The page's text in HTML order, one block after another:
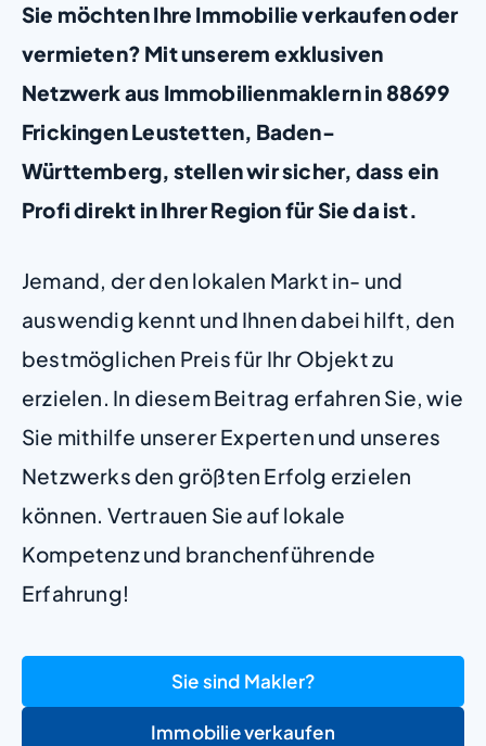
Sie möchten Ihre Immobilie verkaufen oder
vermieten? Mit unserem exklusiven
Netzwerk aus Immobilienmaklern in 88699
Frickingen Leustetten, Baden-
Württemberg, stellen wir sicher, dass ein
Profi direkt in Ihrer Region für Sie da ist.
Jemand, der den lokalen Markt in- und
auswendig kennt und Ihnen dabei hilft, den
bestmöglichen Preis für Ihr Objekt zu
erzielen. In diesem Beitrag erfahren Sie, wie
Sie mithilfe unserer Experten und unseres
Netzwerks den größten Erfolg erzielen
können. Vertrauen Sie auf lokale
Kompetenz und branchenführende
Erfahrung!
Sie sind Makler?
Immobilie verkaufen